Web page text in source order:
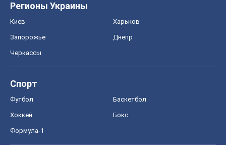
Регионы Украины
Киев Харьков
Запорожье Днепр
Черкассы
Спорт
Футбол Баскетбол
Хоккей Бокс
Формула-1